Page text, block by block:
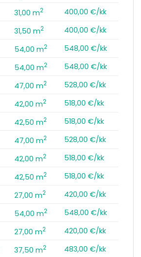
31,00 m2
400,00 €/kk
31,50 m2
400,00 €/kk
54,00 m2
548,00 €/kk
54,00 m2
548,00 €/kk
47,00 m2
528,00 €/kk
42,00 m2
518,00 €/kk
42,50 m2
518,00 €/kk
47,00 m2
528,00 €/kk
42,00 m2
518,00 €/kk
42,50 m2
518,00 €/kk
27,00 m2
420,00 €/kk
54,00 m2
548,00 €/kk
27,00 m2
420,00 €/kk
37,50 m2
483,00 €/kk